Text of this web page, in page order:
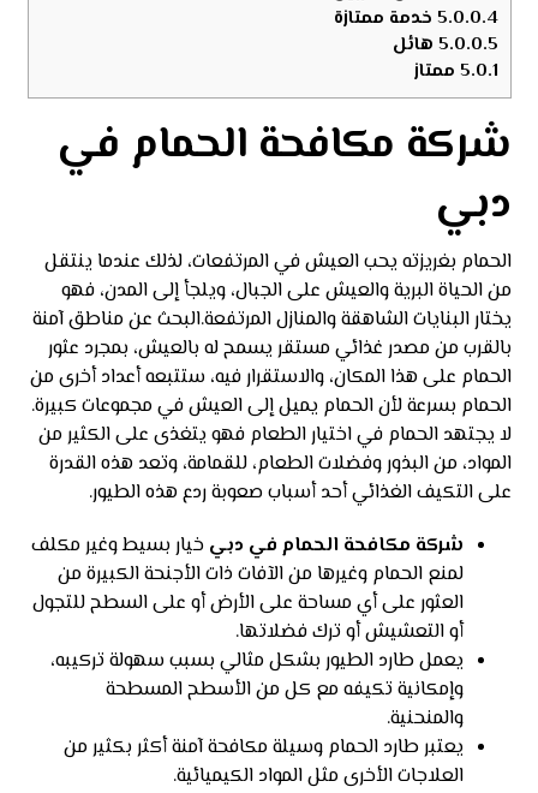
5.0.0.4 خدمة ممتازة
5.0.0.5 هائل
5.0.1 ممتاز
شركة مكافحة الحمام في
دبي
الحمام بغريزته يحب العيش في المرتفعات، لذلك عندما ينتقل
من الحياة البرية والعيش على الجبال، ويلجأ إلى المدن، فهو
يختار البنايات الشاهقة والمنازل المرتفعة.البحث عن مناطق آمنة
بالقرب من مصدر غذائي مستقر يسمح له بالعيش، بمجرد عثور
الحمام على هذا المكان، والاستقرار فيه، ستتبعه أعداد أخرى من
الحمام بسرعة لأن الحمام يميل إلى العيش في مجموعات كبيرة.
لا يجتهد الحمام في اختيار الطعام فهو يتغذى على الكثير من
المواد، من البذور وفضلات الطعام، للقمامة، وتعد هذه القدرة
على التكيف الغذائي أحد أسباب صعوبة ردع هذه الطيور.
شركة مكافحة الحمام في دبي خيار بسيط وغير مكلف
لمنع الحمام وغيرها من الآفات ذات الأجنحة الكبيرة من
العثور على أي مساحة على الأرض أو على السطح للتجول
أو التعشيش أو ترك فضلاتها.
يعمل طارد الطيور بشكل مثالي بسبب سهولة تركيبه،
وإمكانية تكيفه مع كل من الأسطح المسطحة
والمنحنية.
يعتبر طارد الحمام وسيلة مكافحة آمنة أكثر بكثير من
العلاجات الأخرى مثل المواد الكيميائية.